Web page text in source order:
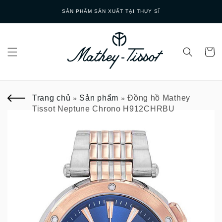
GIAO HÀNG NHANH
Trang chủ » Sản phẩm »Đồng hồ Mathey
Tissot Neptune Chrono H912CHRBU